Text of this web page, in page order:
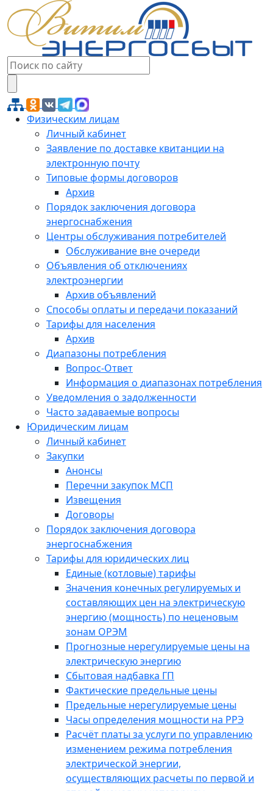
Физическим лицам
Личный кабинет
Заявление по доставке квитанции на
электронную почту
Типовые формы договоров
Архив
Порядок заключения договора
энергоснабжения
Центры обслуживания потребителей
Обслуживание вне очереди
Объявления об отключениях
электроэнергии
Архив объявлений
Способы оплаты и передачи показаний
Тарифы для населения
Архив
Диапазоны потребления
Вопрос-Ответ
Информация о диапазонах потребления
Уведомления о задолженности
Часто задаваемые вопросы
Юридическим лицам
Личный кабинет
Закупки
Анонсы
Перечни закупок МСП
Извещения
Договоры
Порядок заключения договора
энергоснабжения
Тарифы для юридических лиц
Единые (котловые) тарифы
Значения конечных регулируемых и
составляющих цен на электрическую
энергию (мощность) по неценовым
зонам ОРЭМ
Прогнозные нерегулируемые цены на
электрическую энергию
Сбытовая надбавка ГП
Фактические предельные цены
Предельные нерегулируемые цены
Часы определения мощности на РРЭ
Расчёт платы за услуги по управлению
изменением режима потребления
электрической энергии,
осуществляющих расчеты по первой и